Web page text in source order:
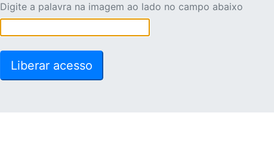
Digite a palavra na imagem ao lado no campo abaixo